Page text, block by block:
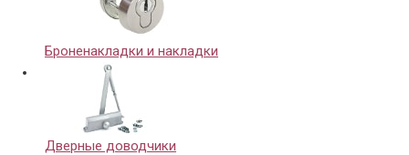
Броненакладки и накладки
Дверные доводчики